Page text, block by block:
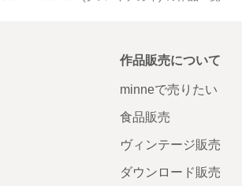
作品販売について
minneで売りたい
食品販売
ヴィンテージ販売
ダウンロード販売